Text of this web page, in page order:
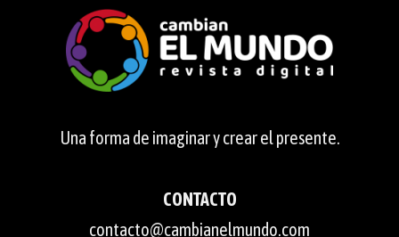
Una forma de imaginar y crear el presente.
CONTACTO
contacto@cambianelmundo.com